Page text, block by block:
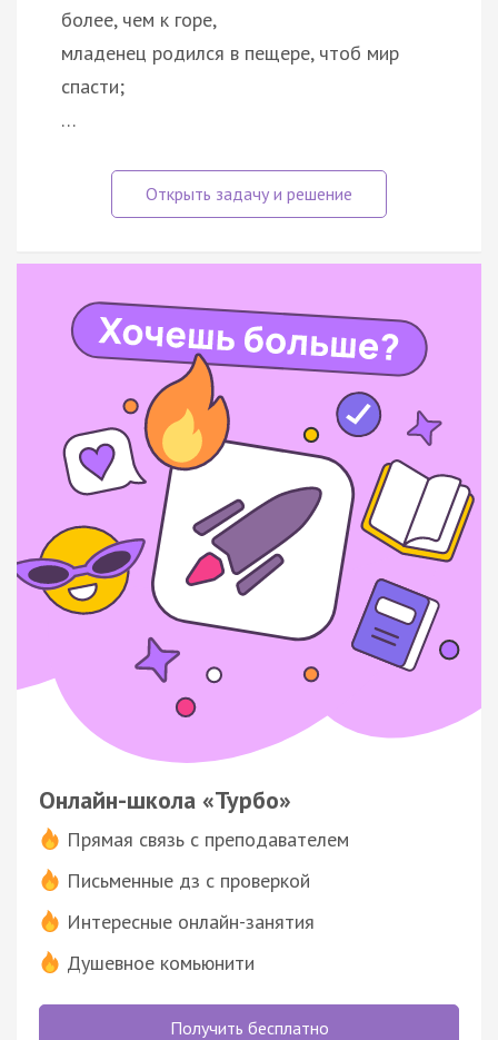
более, чем к горе,
младенец родился в пещере, чтоб мир
спасти;
…
Онлайн-школа «Турбо»
Прямая связь с преподавателем
Письменные дз с проверкой
Интересные онлайн-занятия
Душевное комьюнити
Получить бесплатно